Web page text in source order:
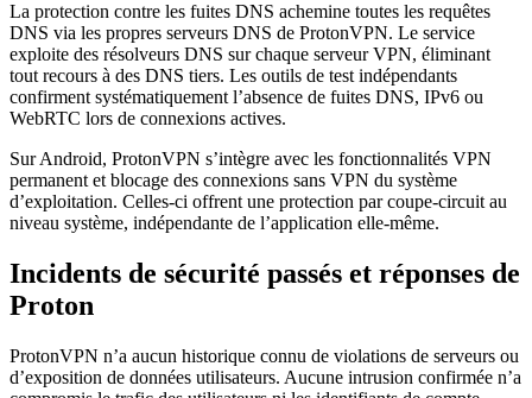
La protection contre les fuites DNS achemine toutes les requêtes
DNS via les propres serveurs DNS de ProtonVPN. Le service
exploite des résolveurs DNS sur chaque serveur VPN, éliminant
tout recours à des DNS tiers. Les outils de test indépendants
confirment systématiquement l’absence de fuites DNS, IPv6 ou
WebRTC lors de connexions actives.
Sur Android, ProtonVPN s’intègre avec les fonctionnalités VPN
permanent et blocage des connexions sans VPN du système
d’exploitation. Celles-ci offrent une protection par coupe-circuit au
niveau système, indépendante de l’application elle-même.
Incidents de sécurité passés et réponses de
Proton
ProtonVPN n’a aucun historique connu de violations de serveurs ou
d’exposition de données utilisateurs. Aucune intrusion confirmée n’a